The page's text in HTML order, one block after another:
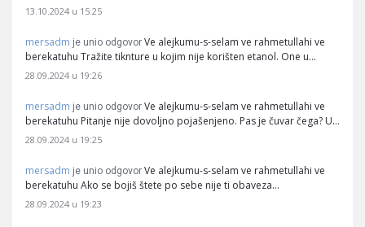
13.10.2024 u 15:25
mersadm je unio odgovor Ve alejkumu-s-selam ve rahmetullahi ve
berekatuhu Tražite tiknture u kojim nije korišten etanol. One u…
28.09.2024 u 19:26
mersadm je unio odgovor Ve alejkumu-s-selam ve rahmetullahi ve
berekatuhu Pitanje nije dovoljno pojašenjeno. Pas je čuvar čega? U…
28.09.2024 u 19:25
mersadm je unio odgovor Ve alejkumu-s-selam ve rahmetullahi ve
berekatuhu Ako se bojiš štete po sebe nije ti obaveza…
28.09.2024 u 19:23